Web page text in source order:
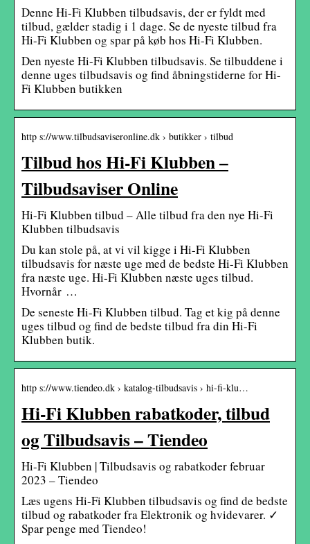
Denne Hi-Fi Klubben tilbudsavis, der er fyldt med
tilbud, gælder stadig i 1 dage. Se de nyeste tilbud fra
Hi-Fi Klubben og spar på køb hos Hi-Fi Klubben.
Den nyeste Hi-Fi Klubben tilbudsavis. Se tilbuddene i
denne uges tilbudsavis og find åbningstiderne for Hi-
Fi Klubben butikken
http s://www.tilbudsaviseronline.dk › butikker › tilbud
Tilbud hos Hi-Fi Klubben –
Tilbudsaviser Online
Hi-Fi Klubben tilbud – Alle tilbud fra den nye Hi-Fi
Klubben tilbudsavis
Du kan stole på, at vi vil kigge i Hi-Fi Klubben
tilbudsavis for næste uge med de bedste Hi-Fi Klubben
fra næste uge. Hi-Fi Klubben næste uges tilbud.
Hvornår …
De seneste Hi-Fi Klubben tilbud. Tag et kig på denne
uges tilbud og find de bedste tilbud fra din Hi-Fi
Klubben butik.
http s://www.tiendeo.dk › katalog-tilbudsavis › hi-fi-klu…
Hi-Fi Klubben rabatkoder, tilbud
og Tilbudsavis – Tiendeo
Hi-Fi Klubben | Tilbudsavis og rabatkoder februar
2023 – Tiendeo
Læs ugens Hi-Fi Klubben tilbudsavis og find de bedste
tilbud og rabatkoder fra Elektronik og hvidevarer. ✓
Spar penge med Tiendeo!